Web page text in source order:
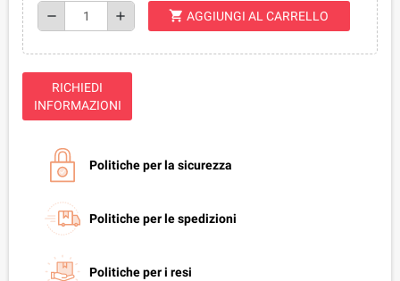
remove add shopping_cart AGGIUNGI AL CARRELLO
RICHIEDI
INFORMAZIONI
Politiche per la sicurezza
Politiche per le spedizioni
Politiche per i resi